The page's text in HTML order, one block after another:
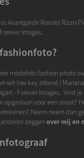
Avantgarde Ronald Rizzo
Images.
modefoto fashion photo
wit low key zittend |
- Forever Images.. Vind
voor een shoot?
Neem neem dan
zeggenover mij en